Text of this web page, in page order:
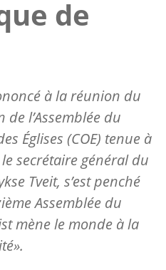
de
à la réunion du
l’Assemblée du
Églises (COE) tenue à
secrétaire général du
Tveit, s’est penché
Assemblée du
mène le monde à la